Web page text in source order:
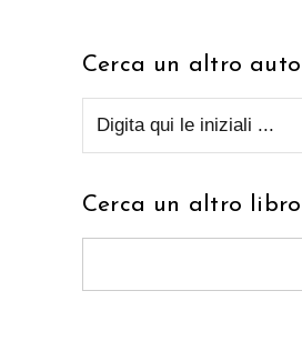
Cerca un altro
Cerca un altro libro